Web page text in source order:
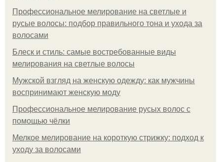
Профессиональное мелирование на светлые и
русые волосы: подбор правильного тона и ухода за
волосами
Блеск и стиль: самые востребованные виды
мелирования на светлые волосы
Мужской взгляд на женскую одежду: как мужчины
воспринимают женскую моду
Профессиональное мелирование русых волос с
помощью чёлки
Мелкое мелирование на короткую стрижку: подход к
уходу за волосами